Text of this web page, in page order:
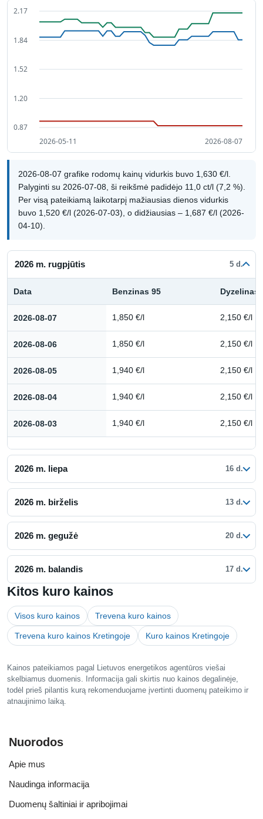
2026-08-07 grafike rodomų kainų vidurkis buvo 1,630 €/l.
Palyginti su 2026-07-08, ši reikšmė padidėjo 11,0 ct/l (7,2 %).
Per visą pateikiamą laikotarpį mažiausias dienos vidurkis
buvo 1,520 €/l (2026-07-03), o didžiausias – 1,687 €/l (2026-
04-10).
2026 m. rugpjūtis 5 d.
Data Benzinas 95 Dyzelinas
2026-08-07 1,850 €/l 2,150 €/l
2026-08-06 1,850 €/l 2,150 €/l
2026-08-05 1,940 €/l 2,150 €/l
2026-08-04 1,940 €/l 2,150 €/l
2026-08-03 1,940 €/l 2,150 €/l
2026 m. liepa 16 d.
2026 m. birželis 13 d.
2026 m. gegužė 20 d.
2026 m. balandis 17 d.
Kitos kuro kainos
Visos kuro kainos Trevena kuro kainos
Trevena kuro kainos Kretingoje Kuro kainos Kretingoje
Kainos pateikiamos pagal Lietuvos energetikos agentūros viešai
skelbiamus duomenis. Informacija gali skirtis nuo kainos degalinėje,
todėl prieš pilantis kurą rekomenduojame įvertinti duomenų pateikimo ir
atnaujinimo laiką.
Nuorodos
Apie mus
Naudinga informacija
Duomenų šaltiniai ir apribojimai